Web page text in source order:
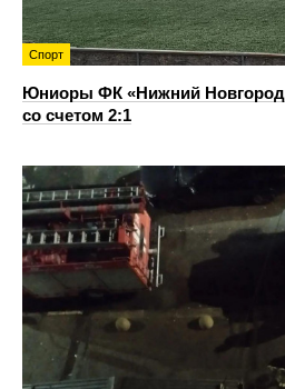
Спорт
Юниоры ФК «Нижний
со счетом 2:1